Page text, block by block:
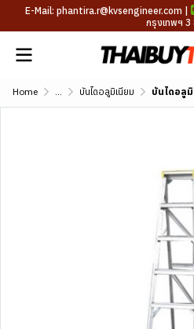
E-Mail: phantira.r@kvsengineer.com |
กรุงเทพฯ 3
Home ... บันไดอลูมิเนียม บันไดอลูมิเนียม